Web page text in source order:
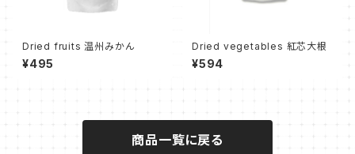
Dried fruits 温州みかん
¥495
Dried vegetables 紅芯大根
¥594
商品一覧に戻る